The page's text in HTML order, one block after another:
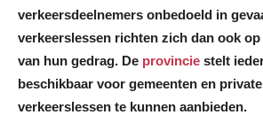
verkeersdeelnemers onbedoeld in
verkeerslessen richten zich dan ook
van hun gedrag. De provincie stelt
beschikbaar voor gemeenten en
verkeerslessen te kunnen aanbieden.